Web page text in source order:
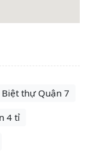
Biệt thự Quận 7
4 tỉ